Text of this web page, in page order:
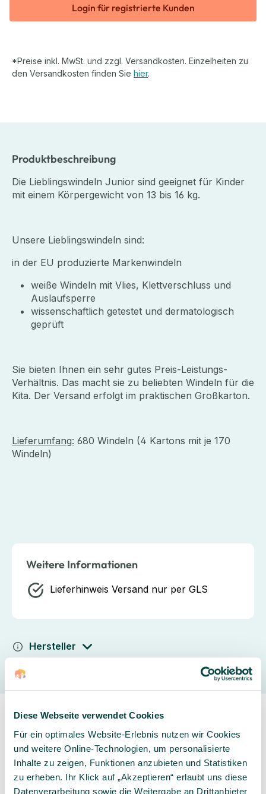
Diese Webseite verwendet Cookies
Für ein optimales Website-Erlebnis nutzen wir Cookies
und weitere Online-Technologien, um personalisierte
Inhalte zu zeigen, Funktionen anzubieten und Statistiken
zu erheben. Ihr Klick auf „Akzeptieren“ erlaubt uns diese
Datenverarbeitung sowie die Weitergabe an Drittanbieter
Login für registrierte Kunden
*Preise inkl. MwSt. und zzgl. Versandkosten. Einzelheiten zu
den Versandkosten finden Sie hier.
Produktbeschreibung
Die Lieblingswindeln Junior sind geeignet für Kinder
mit einem Körpergewicht von 13 bis 16 kg.
Unsere Lieblingswindeln sind:
in der EU produzierte Markenwindeln
weiße Windeln mit Vlies, Klettverschluss und
Auslaufsperre
wissenschaftlich getestet und dermatologisch
geprüft
Sie bieten Ihnen ein sehr gutes Preis-Leistungs-
Verhältnis. Das macht sie zu beliebten Windeln für die
Kita. Der Versand erfolgt im praktischen Großkarton.
Lieferumfang: 680 Windeln (4 Kartons mit je 170
Windeln)
Weitere Informationen
Lieferhinweis Versand nur per GLS
Hersteller
Sorgfältig ausgewähltes
Produktsortiment
Kompetente und
individuelle Beratung